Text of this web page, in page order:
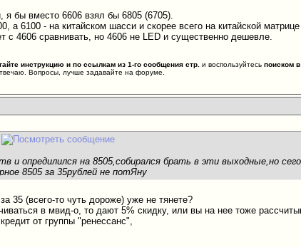
я бы вместо 6606 взял бы 6805 (6705).
а 6100 - на китайском шасси и скорее всего на китайской
с 4606 сравнивать, но 4606 не LED и существенно дешевле.
инструкцию и по ссылкам из 1-го сообщения стр. и воспользуйтесьпоиском
Вопросы, лучше задавайте на форуме.
и опредилился на 8505,собирался брать в эти выходные,но
8505 за 35рублей не потЯну
35 (всего-то чуть дороже) уже не тянете?
в мвид-о, то дают 5% скидку, или вы на нее тоже
от группы "ренессанс",